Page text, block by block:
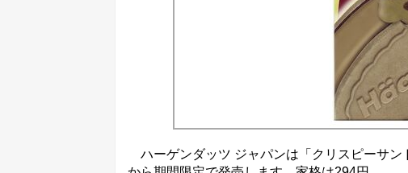
ハーゲンダッツ ジャパンは「クリスピーサン